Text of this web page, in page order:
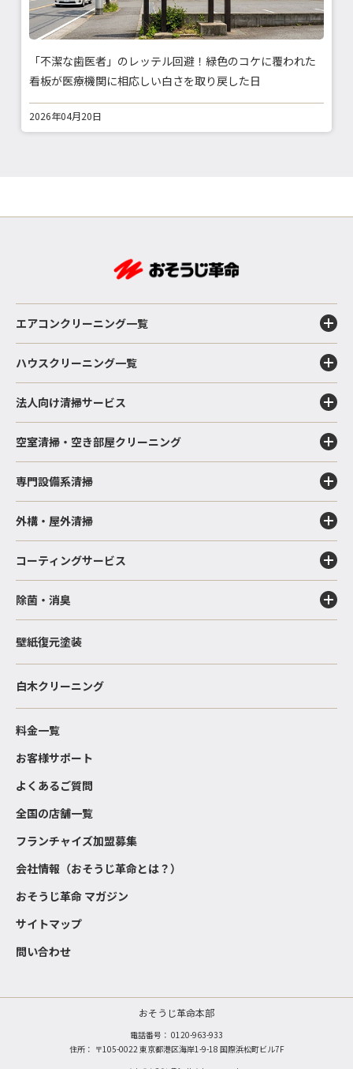
「不潔な歯医者」のレッテル回避！緑色のコケに覆われた
看板が医療機関に相応しい白さを取り戻した日
2026年04月20日
エアコンクリーニング一覧
ハウスクリーニング一覧
法人向け清掃サービス
空室清掃・空き部屋クリーニング
専門設備系清掃
外構・屋外清掃
コーティングサービス
除菌・消臭
壁紙復元塗装
白木クリーニング
料金一覧
お客様サポート
よくあるご質問
全国の店舗一覧
フランチャイズ加盟募集
会社情報（おそうじ革命とは？）
おそうじ革命 マガジン
サイトマップ
問い合わせ
おそうじ革命本部
電話番号： 0120-963-933
住所： 〒105-0022 東京都港区海岸1-9-18 国際浜松町ビル7F